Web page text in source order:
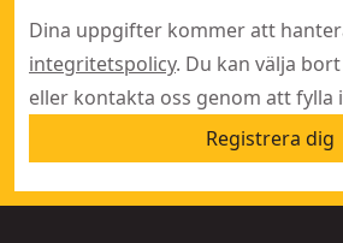
Dina uppgifter kommer att
integritetspolicy. Du kan välja
eller kontakta oss genom att fylla
Registrera dig